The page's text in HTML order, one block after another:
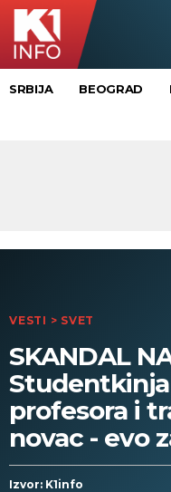
SRBIJA BEOGRAD
VESTI > SVET
SKANDAL
profesora i
novac - evo
Izvor: K1info